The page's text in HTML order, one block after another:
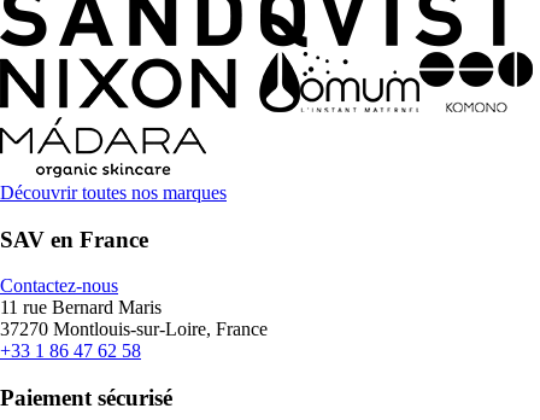
Découvrir toutes nos marques
SAV en France
Contactez-nous
11 rue Bernard Maris
37270 Montlouis-sur-Loire, France
+33 1 86 47 62 58
Paiement sécurisé